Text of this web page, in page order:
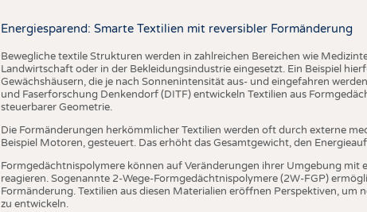
Energiesparend: Smarte Textilien mit reversibler Formänderung
Bewegliche textile Strukturen werden in zahlreichen Bereichen wie
Landwirtschaft oder in der Bekleidungsindustrie eingesetzt. Ein Beispiel
Gewächshäusern, die je nach Sonnenintensität aus- und eingefahren
und Faserforschung Denkendorf (DITF) entwickeln Textilien aus
steuerbarer Geometrie.
Die Formänderungen herkömmlicher Textilien werden oft durch externe
Beispiel Motoren, gesteuert. Das erhöht das Gesamtgewicht, den
Formgedächtnispolymere können auf Veränderungen ihrer Umgebung mit
reagieren. Sogenannte 2-Wege-Formgedächtnispolymere (2W-FGP)
Formänderung. Textilien aus diesen Materialien eröffnen Perspektiven, um
zu entwickeln.